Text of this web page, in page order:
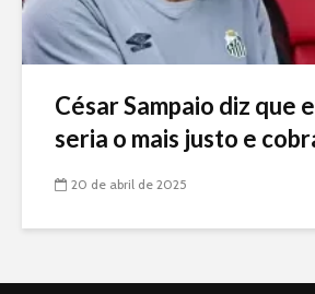
César Sampaio diz que
seria o mais justo e
20 de abril de 2025